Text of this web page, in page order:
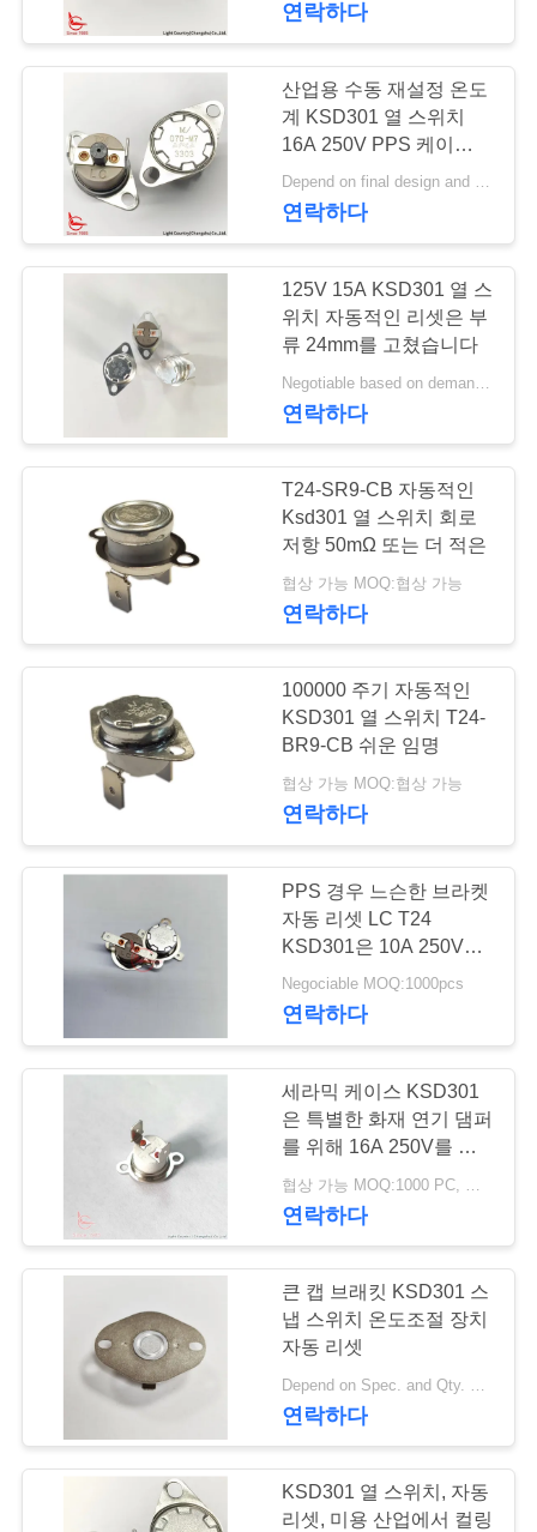
PRIVACY
POLICY
연락하다
산업용 수동 재설정 온도
계 KSD301 열 스위치
16A 250V PPS 케이스
고정 브래킷
Depend on final design and order quantity MOQ:1000PCS
연락하다
125V 15A KSD301 열 스
위치 자동적인 리셋은 부
류 24mm를 고쳤습니다
연락하다
T24-SR9-CB 자동적인
Ksd301 열 스위치 회로
저항 50mΩ 또는 더 적은
협상 가능 MOQ:협상 가능
연락하다
100000 주기 자동적인
KSD301 열 스위치 T24-
BR9-CB 쉬운 임명
협상 가능 MOQ:협상 가능
연락하다
PPS 경우 느슨한 브라켓
자동 리셋 LC T24
KSD301은 10A 250V를
자동온도조절장치를 답
니다
Negociable MOQ:1000pcs
연락하다
세라믹 케이스 KSD301
은 특별한 화재 연기 댐퍼
를 위해 16A 250V를 자
동온도조절장치를 답니
다
연락하다
큰 캡 브래킷 KSD301 스
냅 스위치 온도조절 장치
자동 리셋
연락하다
KSD301 열 스위치, 자동
리셋, 미용 산업에서 컬링